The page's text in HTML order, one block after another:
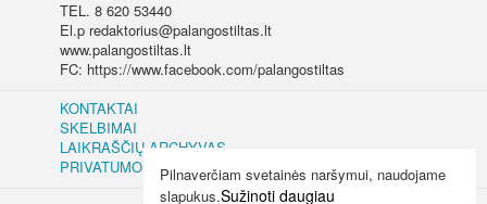
TEL. 8 620 53440
El.p redaktorius@palangostiltas.lt
www.palangostiltas.lt
FC: https://www.facebook.com/palangostiltas
KONTAKTAI
SKELBIMAI
LAIKRAŠČIŲ ARCHYVAS
PRIVATUMO IR SLAPUKŲ POLITIKA
Pilnaverčiam svetainės naršymui, naudojame
slapukus.Sužinoti daugiau